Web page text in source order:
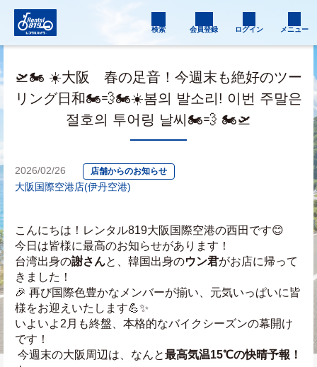
検索 会員登録 ログイン メニュー
🛫🏍️ ☀️大阪 春の足音！今週末も絶好のツー
リング日和🏍️💨🏍️☀️봄의 발소리! 이번 주말은
절호의 투어링 날씨🏍️💨 🏍️🛫
2026/02/26 店舗からのお知らせ
大阪国際空港店(伊丹空港)
こんにちは！レンタル819大阪国際空港の西田です😊
今日は皆様に最高のお知らせがあります！
台湾出身の謝さんと、韓国出身のウン君がお店に帰って
きました！
🎉 再び国際色豊かなメンバーが揃い、元気いっぱいに皆
様をお迎えいたします💪✨
いよいよ2月も終盤、本格的なバイクシーズンの幕開け
です！
今週末の大阪周辺は、なんと最高気温15℃の快晴予報！